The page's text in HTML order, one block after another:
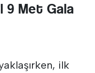
9 Met Gala
ilk